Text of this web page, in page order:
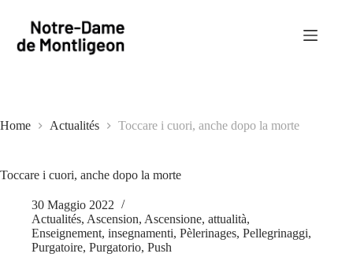
contenuto
Home Actualités Toccare i cuori, anche dopo la morte
Toccare i cuori, anche dopo la morte
30 Maggio 2022
Actualités, Ascension, Ascensione, attualità,
Enseignement, insegnamenti, Pèlerinages, Pellegrinaggi,
Purgatoire, Purgatorio, Push